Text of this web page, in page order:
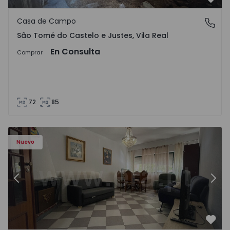
São Tomé do Castelo e Justes, Vila Real
Casa de Campo
São Tomé do Castelo e Justes, Vila Real
Comprar En Consulta
72 85
Nuevo
- 1
Apartamento T2 Montijo, Montijo e Afonsoeiro -
Anterior